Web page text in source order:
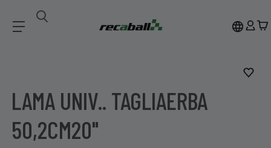
Recambios LAMA UNIV.. TAGLIAERBA 50,2CM20"
LAMA UNIV.. TAGLIAERBA
50,2CM20"